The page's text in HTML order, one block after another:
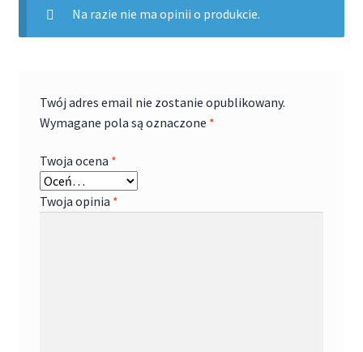
Na razie nie ma opinii o produkcie.
Twój adres email nie zostanie opublikowany.
Wymagane pola są oznaczone *
Twoja ocena *
Twoja opinia *